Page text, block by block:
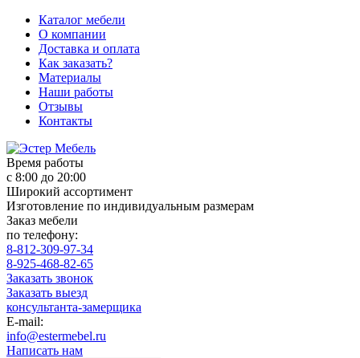
Каталог мебели
О компании
Доставка и оплата
Как заказать?
Материалы
Наши работы
Отзывы
Контакты
Время работы
с 8:00 до 20:00
Широкий ассортимент
Изготовление по индивидуальным размерам
Заказ мебели
по телефону:
8-812-309-97-34
8-925-468-82-65
Заказать звонок
Заказать выезд
консультанта-замерщика
E-mail:
info@estermebel.ru
Написать нам